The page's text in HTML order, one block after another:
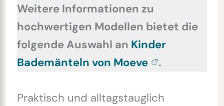
Weitere Informationen zu
hochwertigen Modellen bietet die
folgende Auswahl an Kinder
Bademänteln von Moeve
.
Praktisch und alltagstauglich